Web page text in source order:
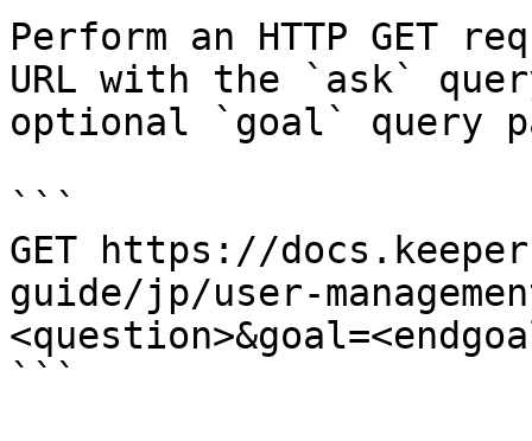
Perform an HTTP GET
URL with the `ask`
optional `goal` query
```
GET https://
guide/jp/user-
```